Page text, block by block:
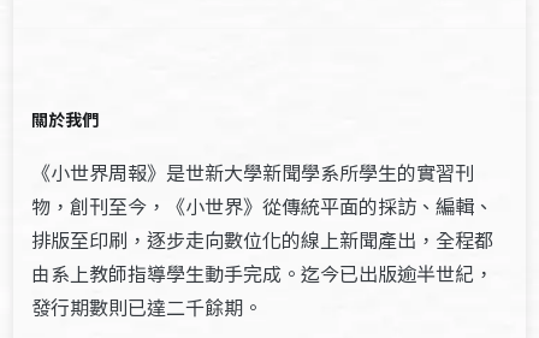
關於我們
《小世界周報》是世新大學新聞學系所學生的實習刊
物，創刊至今，《小世界》從傳統平面的採訪、編輯、
排版至印刷，逐步走向數位化的線上新聞產出，全程都
由系上教師指導學生動手完成。迄今已出版逾半世紀，
發行期數則已達二千餘期。